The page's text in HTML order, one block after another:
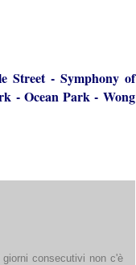
Street-Symphony of
-Ocean Park- Wong
consecutivi non c'è